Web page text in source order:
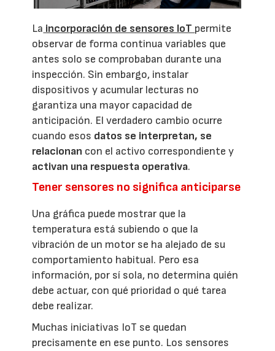
La incorporación de sensores IoT permite
observar de forma continua variables que
antes solo se comprobaban durante una
inspección. Sin embargo, instalar
dispositivos y acumular lecturas no
garantiza una mayor capacidad de
anticipación. El verdadero cambio ocurre
cuando esos datos se interpretan, se
relacionan con el activo correspondiente y
activan una respuesta operativa.
Tener sensores no significa anticiparse
Una gráfica puede mostrar que la
temperatura está subiendo o que la
vibración de un motor se ha alejado de su
comportamiento habitual. Pero esa
información, por sí sola, no determina quién
debe actuar, con qué prioridad o qué tarea
debe realizar.
Muchas iniciativas IoT se quedan
precisamente en ese punto. Los sensores